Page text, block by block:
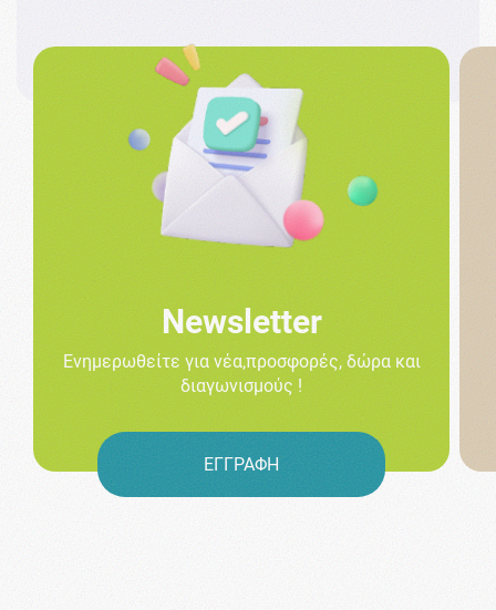
Newsletter
Ενημερωθείτε για νέα,προσφορές, δώρα και
διαγωνισμούς !
ΕΓΓΡΑΦΗ